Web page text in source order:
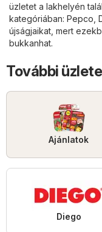
üzletet a lakhelyén
kategóriában: Pepco
újságjaikat, mert
bukkanhat.
További
Ajánlatok
Diego